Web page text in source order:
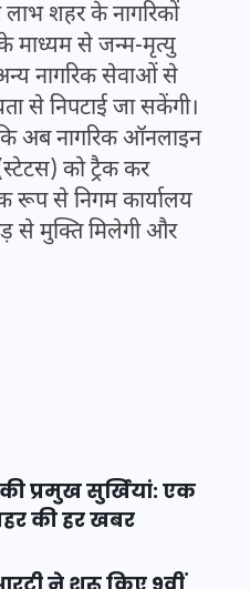
शहर के नागरिकों
के माध्यम से जन्म-मृत्यु
नागरिक सेवाओं से
से निपटाई जा सकेंगी।
अब नागरिक ऑनलाइन
को ट्रैक कर
से निगम कार्यालय
से मुक्ति मिलेगी और
प्रमुख सुर्खियां: एक
की हर खबर